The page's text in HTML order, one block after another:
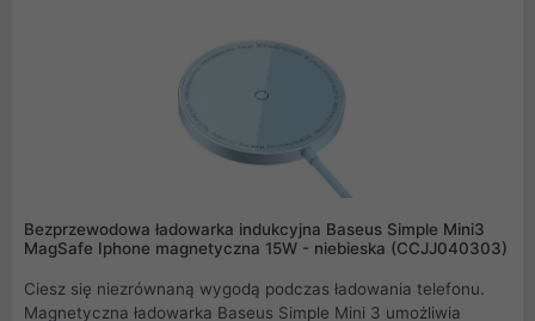
Bezprzewodowa ładowarka indukcyjna Baseus Simple Mini3
MagSafe Iphone magnetyczna 15W - niebieska (CCJJ040303)
Ciesz się niezrównaną wygodą podczas ładowania telefonu.
Magnetyczna ładowarka Baseus Simple Mini 3 umożliwia